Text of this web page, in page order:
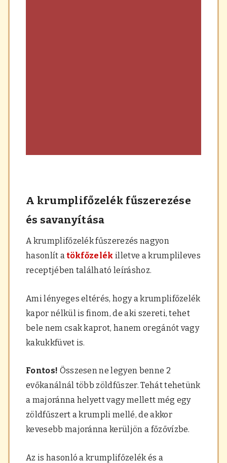
A krumplifőzelék fűszerezése
és savanyítása
A krumplifőzelék fűszerezés nagyon
hasonlít atökfőzelék illetve a krumplileves
receptjében található leíráshoz.
Ami lényeges eltérés, hogy a krumplifőzelék
kapor nélkül is finom, de aki szereti, tehet
bele nem csak kaprot, hanem oregánót vagy
kakukkfüvet is.
Fontos! Összesen ne legyen benne 2
evőkanálnál több zöldfűszer. Tehát tehetünk
a majoránna helyett vagy mellett még egy
zöldfűszert a krumpli mellé, de akkor
kevesebb majoránna kerüljön a főzővízbe.
Az is hasonló a krumplifőzelék és a